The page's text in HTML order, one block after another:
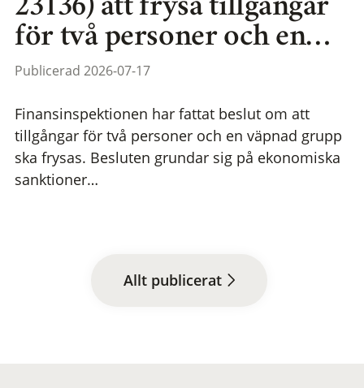
23136) att frysa tillgångar
för två personer och en…
Publicerad 2026-07-17
Finansinspektionen har fattat beslut om att
tillgångar för två personer och en väpnad grupp
ska frysas. Besluten grundar sig på ekonomiska
sanktioner…
Allt publicerat